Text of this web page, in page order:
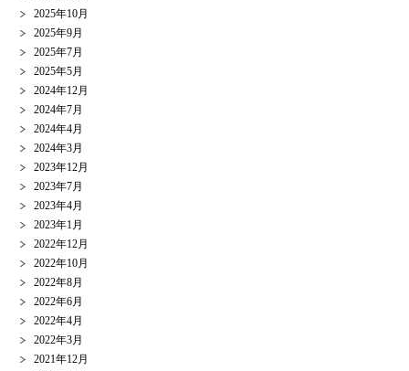
2025年10月
2025年9月
2025年7月
2025年5月
2024年12月
2024年7月
2024年4月
2024年3月
2023年12月
2023年7月
2023年4月
2023年1月
2022年12月
2022年10月
2022年8月
2022年6月
2022年4月
2022年3月
2021年12月